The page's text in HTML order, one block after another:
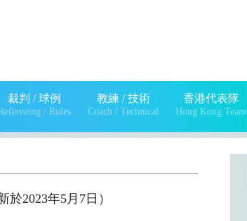
裁判 / 球例
/ Rules
教練 / 技術
Coach / Technical
香港代表隊
Hong Kong Team
於2023年5月7日）